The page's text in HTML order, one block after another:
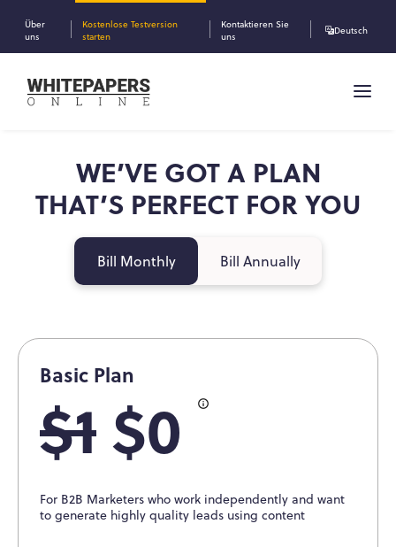
Über
uns
Kostenlose Testversion
starten
Kontaktieren Sie
uns
Deutsch
WE’VE GOT A PLAN
THAT’S PERFECT FOR YOU
Bill Monthly Bill Annually
Basic Plan
$1$0
For B2B Marketers who work independently and want
to generate highly quality leads using content